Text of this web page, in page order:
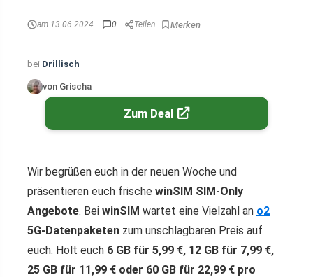
am 13.06.2024 0 Teilen
bei Drillisch
von Grischa
Zum Deal
Wir begrüßen euch in der neuen Woche und
präsentieren euch frische winSIM SIM-Only
Angebote. Bei winSIM wartet eine Vielzahl an o2
5G-Datenpaketen zum unschlagbaren Preis auf
euch: Holt euch 6 GB für 5,99 €, 12 GB für 7,99 €,
25 GB für 11,99 € oder 60 GB für 22,99 € pro